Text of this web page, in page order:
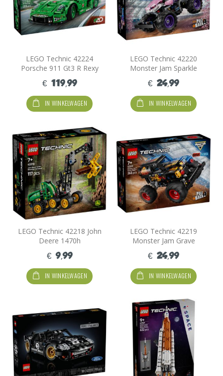
LEGO Technic 42224
Porsche 911 Gt3 R Rexy
Ao Racing Auto
€ 119,99
IN WINKELWAGEN
LEGO Technic 42220
Monster Jam Sparkle
Smash PullBack
€ 24,99
IN WINKELWAGEN
LEGO Technic 42218 John
Deere 1470h
Houtoogstmachine
€ 9,99
IN WINKELWAGEN
LEGO Technic 42219
Monster Jam Grave
Digger Vuur En Ijs
€ 24,99
IN WINKELWAGEN